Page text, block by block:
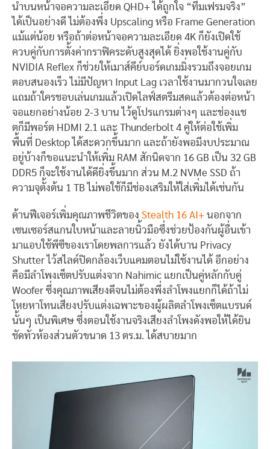
นำบนหน้าจอความละเอียด QHD+ ได้ถูกใจ “ทีมเฟรมจริง”
ได้เป็นอย่างดี ไม่ต้องพึ่ง Upscaling หรือ Frame Generation
แม้แต่น้อย หรือถ้าต่อหน้าจอความละเอียด 4K ก็ยังเปิดใช้
ควบคู่กับการตั้งค่ากราฟิคระดับสูงสุดได้ ยิ่งพอใช้งานคู่กับ
NVIDIA Reflex ก็ช่วยให้เมาส์คีย์บอร์ดเกมมิ่งรวมถึงจอยเกม
ตอบสนองเร็ว ไม่มีปัญหา Input Lag เวลาใช้งานมากวนใจเลย
แถมถ้าใครชอบเล่นเกมแล้วเปิดไลฟ์สตรีมสดแล้วต้องต่อหน้า
จอแยกอย่างน้อย 2-3 บาน ไว้ดูโปรแกรมต่างๆ และช่องแช
ตก็มีพอร์ต HDMI 2.1 และ Thunderbolt 4 คู่ให้ต่อใช้เพิ่ม
พื้นที่ Desktop ได้สะดวกขึ้นมาก และถ้ายังพอมีงบประมาณ
อยู่บ้างก็ขอแนะนำให้เพิ่ม RAM สักนิดจาก 16 GB เป็น 32 GB
DDR5 ก็จะใช้งานได้ดียิ่งขึ้นมาก ส่วน M.2 NVMe SSD ถ้า
ความจุตั้งต้น 1 TB ไม่พอใช้ก็มีช่องเสริมให้ใส่เพิ่มได้เช่นกัน
ด้านฟีเจอร์เพิ่มคุณภาพชีวิตของ Stealth 16 AI+ นอกจาก
เซนเซอร์สแกนใบหน้าและลายนิ้วมือซึ่งช่วยป้องกันผู้อื่นเข้า
มาแอบใช้พีซีของเราโดยพลการแล้ว ยังได้บาน Privacy
Shutter ไว้สไลด์ปิดกล้องเว็บแคมตอนไม่ใช้งานได้ อีกอย่าง
คือมีลำโพงเซ็ตปรับแต่งจาก Nahimic แยกเป็นคู่หลักกับคู่
Woofer ซึ่งคุณภาพเสียงดีจนไม่ต้องพึ่งลำโพงแยกก็ได้ถ้าไม่
โหยหาโทนเสียงปรับแต่งเฉพาะของผู้ผลิตลำโพงเซ็ตแบรนด์
นั้นๆ เป็นพิเศษ ซึ่งตอนใช้งานจริงเสียงลำโพงดังพอให้ได้ยิน
ชัดทั่วห้องส่วนตัวขนาด 13 ตร.ม. ได้สบายมาก